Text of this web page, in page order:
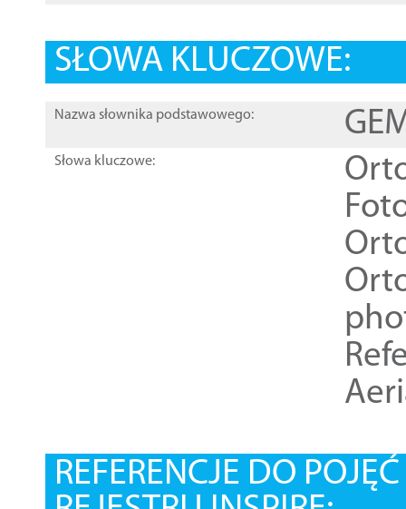
SŁOWA KLUCZOWE:
Nazwa słownika podstawowego:
Słowa kluczowe:
REFERENCJE DO